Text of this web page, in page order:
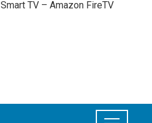
Smart TV – Amazon FireTV